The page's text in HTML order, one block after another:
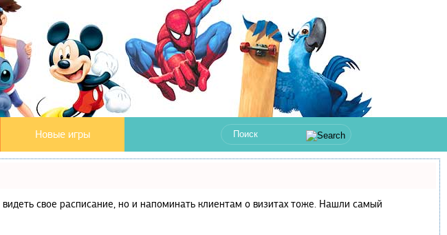
Новые игры
свое расписание, но и напоминать клиентам о визитах тоже. Нашли самый